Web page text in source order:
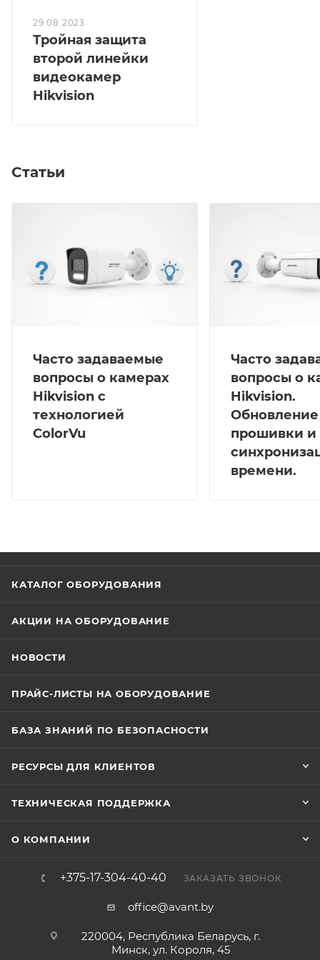
29.08.2023
Тройная защита
второй линейки
видеокамер
Hikvision
Статьи
Часто задаваемые
вопросы о камерах
Hikvision с
технологией
ColorVu
Часто
вопросы о
Hikvision.
Обновление
прошивки и
времени.
КАТАЛОГ ОБОРУДОВАНИЯ
АКЦИИ НА ОБОРУДОВАНИЕ
НОВОСТИ
ПРАЙС-ЛИСТЫ НА ОБОРУДОВАНИЕ
БАЗА ЗНАНИЙ ПО БЕЗОПАСНОСТИ
РЕСУРСЫ ДЛЯ КЛИЕНТОВ
ТЕХНИЧЕСКАЯ ПОДДЕРЖКА
О КОМПАНИИ
+375-17-304-40-40 ЗАКАЗАТЬ ЗВОНОК
office@avant.by
220004, Республика Беларусь, г.
Минск, ул. Короля, 45